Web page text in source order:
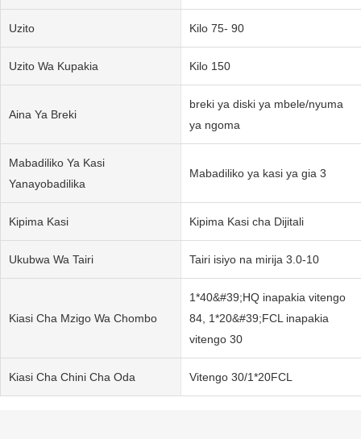
Uzito Kilo 75- 90
Uzito Wa Kupakia Kilo 150
Aina Ya Breki
breki ya diski ya mbele/nyuma
ya ngoma
Mabadiliko Ya Kasi
Yanayobadilika
Mabadiliko ya kasi ya gia 3
Kipima Kasi Kipima Kasi cha Dijitali
Ukubwa Wa Tairi Tairi isiyo na mirija 3.0-10
Kiasi Cha Mzigo Wa Chombo
1*40&#39;HQ inapakia vitengo
84, 1*20&#39;FCL inapakia
vitengo 30
Kiasi Cha Chini Cha Oda Vitengo 30/1*20FCL